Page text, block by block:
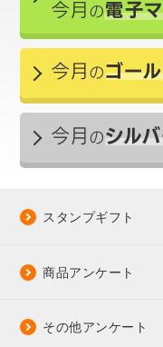
スタンプギフト
商品アンケート
その他アンケート